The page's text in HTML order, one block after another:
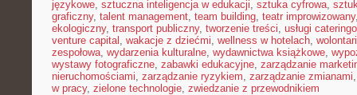
językowe, sztuczna inteligencja w edukacji, sztuka cyfrowa,
graficzny, talent management, team building, teatr improwizowany
ekologiczny, transport publiczny, tworzenie treści, usługi
venture capital , wakacje z dziećmi, wellness w hotelach,
zespołowa, wydarzenia kulturalne, wydawnictwa książkowe,
wystawy fotograficzne, zabawki edukacyjne, zarządzanie
nieruchomościami, zarządzanie ryzykiem, zarządzanie zmianami
w pracy, zielone technologie, zwiedzanie z przewodnikiem